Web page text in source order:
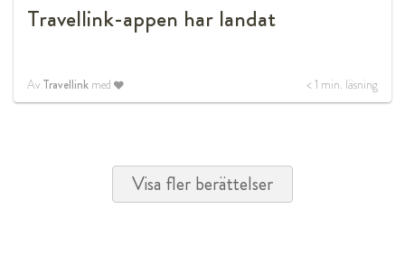
Travellink-appen har landat
Av Travellink med < 1 min. läsning
Visa fler berättelser